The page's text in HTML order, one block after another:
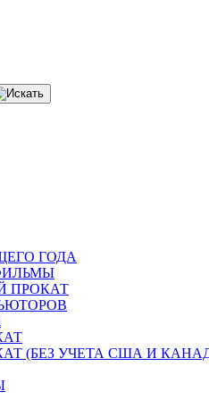
ГОДА
ПРОКАТ
(БЕЗ УЧЕТА США И